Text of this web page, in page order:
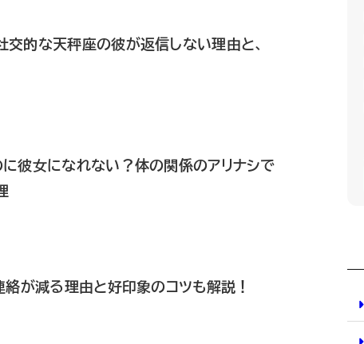
的な天秤座の彼が返信しない理由と、
に彼女になれない？体の関係のアリナシで
が減る理由と好印象のコツも解説！